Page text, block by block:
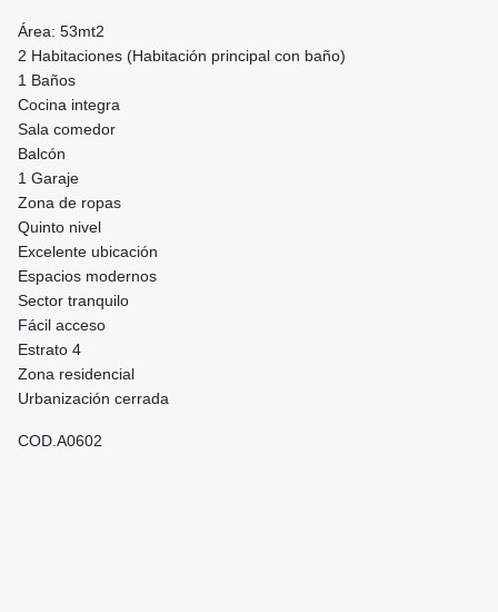
Área: 53mt2
2 Habitaciones (Habitación principal con baño)
1 Baños
Cocina integra
Sala comedor
Balcón
1 Garaje
Zona de ropas
Quinto nivel
Excelente ubicación
Espacios modernos
Sector tranquilo
Fácil acceso
Estrato 4
Zona residencial
Urbanización cerrada
COD.A0602